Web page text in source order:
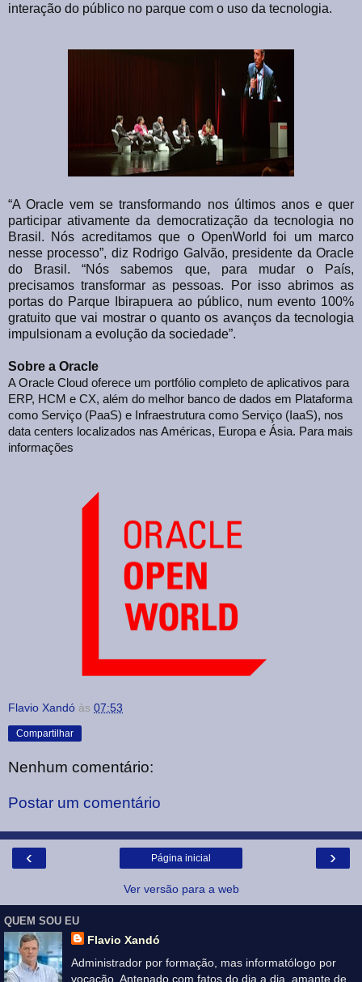
interação do público no parque com o uso da tecnologia.
“A Oracle vem se transformando nos últimos anos e quer
participar ativamente da democratização da tecnologia no
Brasil. Nós acreditamos que o OpenWorld foi um marco
nesse processo”, diz Rodrigo Galvão, presidente da Oracle
do Brasil. “Nós sabemos que, para mudar o País,
precisamos transformar as pessoas. Por isso abrimos as
portas do Parque Ibirapuera ao público, num evento 100%
gratuito que vai mostrar o quanto os avanços da tecnologia
impulsionam a evolução da sociedade”.
Sobre a Oracle
A Oracle Cloud oferece um portfólio completo de aplicativos para
ERP, HCM e CX, além do melhor banco de dados em Plataforma
como Serviço (PaaS) e Infraestrutura como Serviço (IaaS), nos
data centers localizados nas Américas, Europa e Ásia. Para mais
informações
Flavio Xandó às 07:53
Compartilhar
Nenhum comentário:
Postar um comentário
‹ ›
Página inicial
Ver versão para a web
QUEM SOU EU
Flavio Xandó
Administrador por formação, mas informatólogo por
vocação. Antenado com fatos do dia a dia, amante de